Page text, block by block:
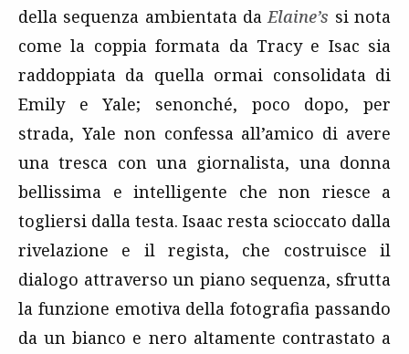
della sequenza ambientata daElaine’s si nota
come la coppia formata da Tracy e Isac sia
raddoppiata da quella ormai consolidata di
Emily e Yale; senonché, poco dopo, per
strada, Yale non confessa all’amico di avere
una tresca con una giornalista, una donna
bellissima e intelligente che non riesce a
togliersi dalla testa. Isaac resta scioccato dalla
rivelazione e il regista, che costruisce il
dialogo attraverso un piano sequenza, sfrutta
la funzione emotiva della fotografia passando
da un bianco e nero altamente contrastato a